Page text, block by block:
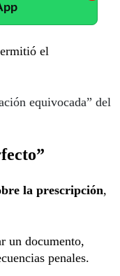
el
equivocada” del
la prescripción,
un documento,
penales.